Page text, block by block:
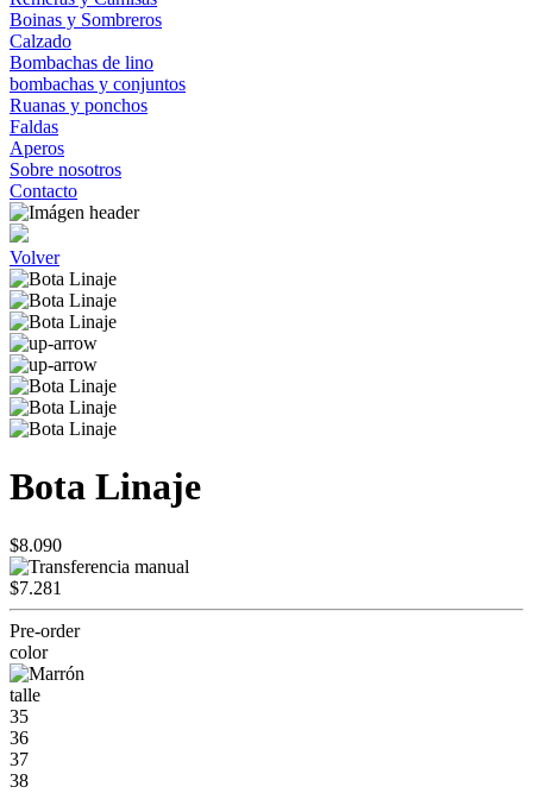
Boinas y Sombreros
Calzado
Bombachas de lino
bombachas y conjuntos
Ruanas y ponchos
Faldas
Aperos
Sobre nosotros
Contacto
Volver
Bota Linaje
$8.090
$7.281
Pre-order
color
talle
35
36
37
38